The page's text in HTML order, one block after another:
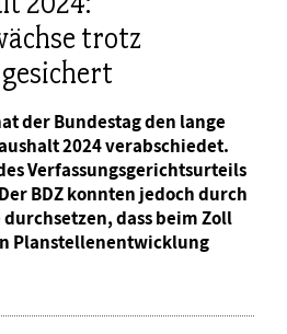
trotz
der Bundestag den lange
2024 verabschiedet.
Verfassungsgerichtsurteils
BDZ konnten jedoch durch
dass beim Zoll
Planstellenentwicklung